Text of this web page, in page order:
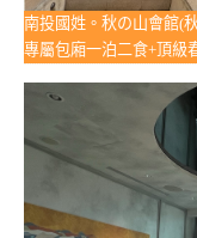
南投國姓。秋の山會館(
專屬包廂一泊二食+頂級